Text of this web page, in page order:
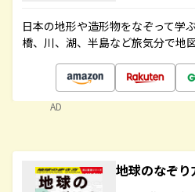
日本の地形や造形物をなぞって学
橋、川、湖、半島など旅気分で地
AD
地球のなぞ